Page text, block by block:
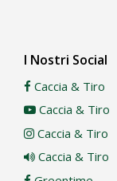
I Nostri Social
Caccia & Tiro
Caccia & Tiro
Caccia & Tiro
Caccia & Tiro